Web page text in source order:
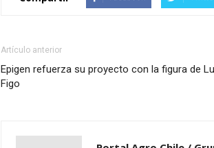
Artículo anterior
Epigen refuerza su proyecto con la figura de
Figo